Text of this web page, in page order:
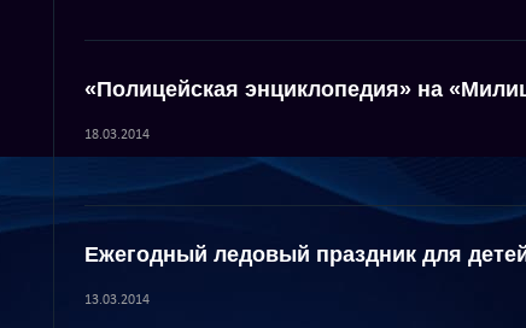
«Полицейская энциклопедия» на
18.03.2014
Ежегодный ледовый праздник для
13.03.2014